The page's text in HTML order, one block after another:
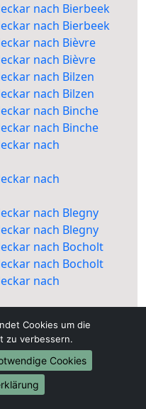
nach Bierbeek
nach Bierbeek
nach Bièvre
nach Bièvre
nach Bilzen
nach Bilzen
nach Binche
nach Binche
nach
nach
nach Blegny
nach Blegny
nach Bocholt
nach Bocholt
nach
nach
nach
Cookies um die
zu verbessern.
Cookies